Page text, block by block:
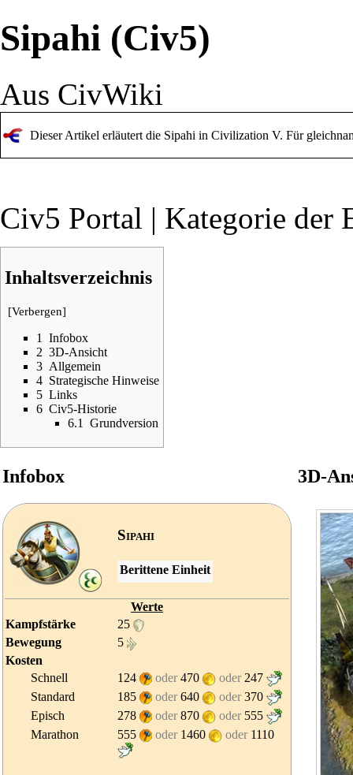
Sipahi (Civ5)
Aus CivWiki
Dieser Artikel erläutert die Sipahi in Civilization V. Für
Civ5 Portal | Kategorie der
Inhaltsverzeichnis
[Verbergen]
1
Infobox
2 3D-Ansicht
3 Allgemein
4 Strategische Hinweise
5 Links
6 Civ5-Historie
6.1
Grundversion
Infobox
Sipahi
Berittene Einheit
Werte
Kampfstärke
25
Bewegung
5
Kosten
Schnell
124 oder 470 oder 247
Standard
185 oder 640 oder 370
Episch
278 oder 870 oder 555
Marathon
555 oder 1460 oder 1110
3D-